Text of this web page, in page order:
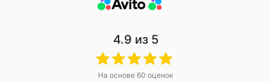
4.9 из 5
На основе 60 оценок